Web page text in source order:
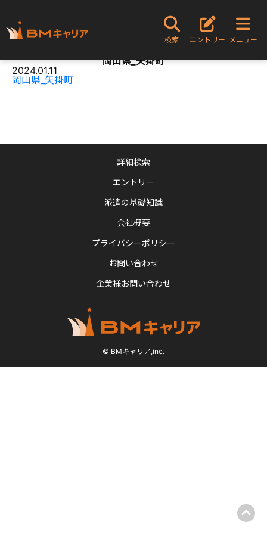
検索 エントリー メニュー
岡山県_矢掛町
2024.01.11
岡山県_矢掛町
詳細検索
エントリー
派遣の基礎知識
会社概要
プライバシーポリシー
お問い合わせ
企業様お問い合わせ
© BMキャリア,inc.